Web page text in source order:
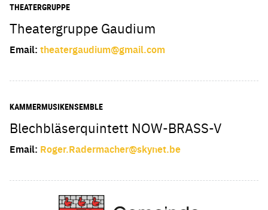
THEATERGRUPPE
Theatergruppe Gaudium
Email: theatergaudium@gmail.com
KAMMERMUSIKENSEMBLE
Blechbläserquintett NOW-BRASS-V
Email: Roger.Radermacher@skynet.be